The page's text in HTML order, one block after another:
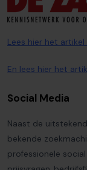
Lees hier het artikel
En lees hier het
Social Media
Naast de
bekende
professionele